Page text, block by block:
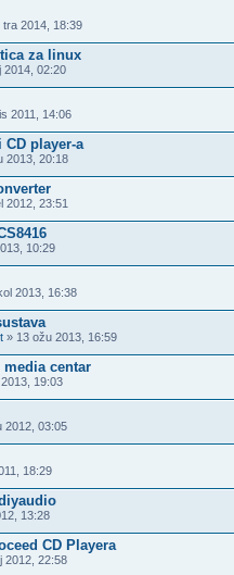
tra 2014, 18:39
za linux
2014, 02:20
2011, 14:06
player-a
2013, 20:18
2012, 23:51
10:29
2013, 16:38
» 13 ožu 2013, 16:59
centar
19:03
2012, 03:05
18:29
13:28
CD Playera
2012, 22:58